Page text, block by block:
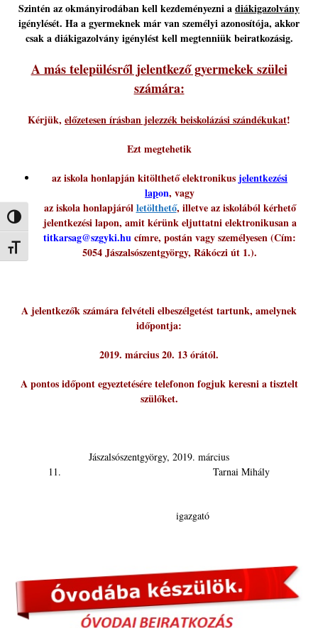
Nagy kontraszt váltása
Betűméret váltása
Szintén az okmányirodában kell kezdeményezni adiákigazolvány
igénylését. Ha a gyermeknek már van személyi azonosítója, akkor
csak a diákigazolvány igénylést kell megtenniük beiratkozásig.
A más településről jelentkező gyermekek szülei
számára:
Kérjük, előzetesen írásban jelezzék beiskolázási szándékukat!
Ezt megtehetik
az iskola honlapján kitölthető elektronikusjelentkezési
lapon, vagy
az iskola honlapjárólletölthető, illetve az iskolából kérhető
jelentkezési lapon, amit kérünk eljuttatni elektronikusan a
titkarsag@szgyki.hucímre, postán vagy személyesen (Cím:
5054 Jászalsószentgyörgy, Rákóczi út 1.).
A jelentkezők számára felvételi elbeszélgetést tartunk, amelynek
időpontja:
2019. március 20. 13 órától.
A pontos időpont egyeztetésére telefonon fogjuk keresni a tisztelt
szülőket.
Jászalsószentgyörgy, 2019. március
11. Tarnai Mihály
igazgató